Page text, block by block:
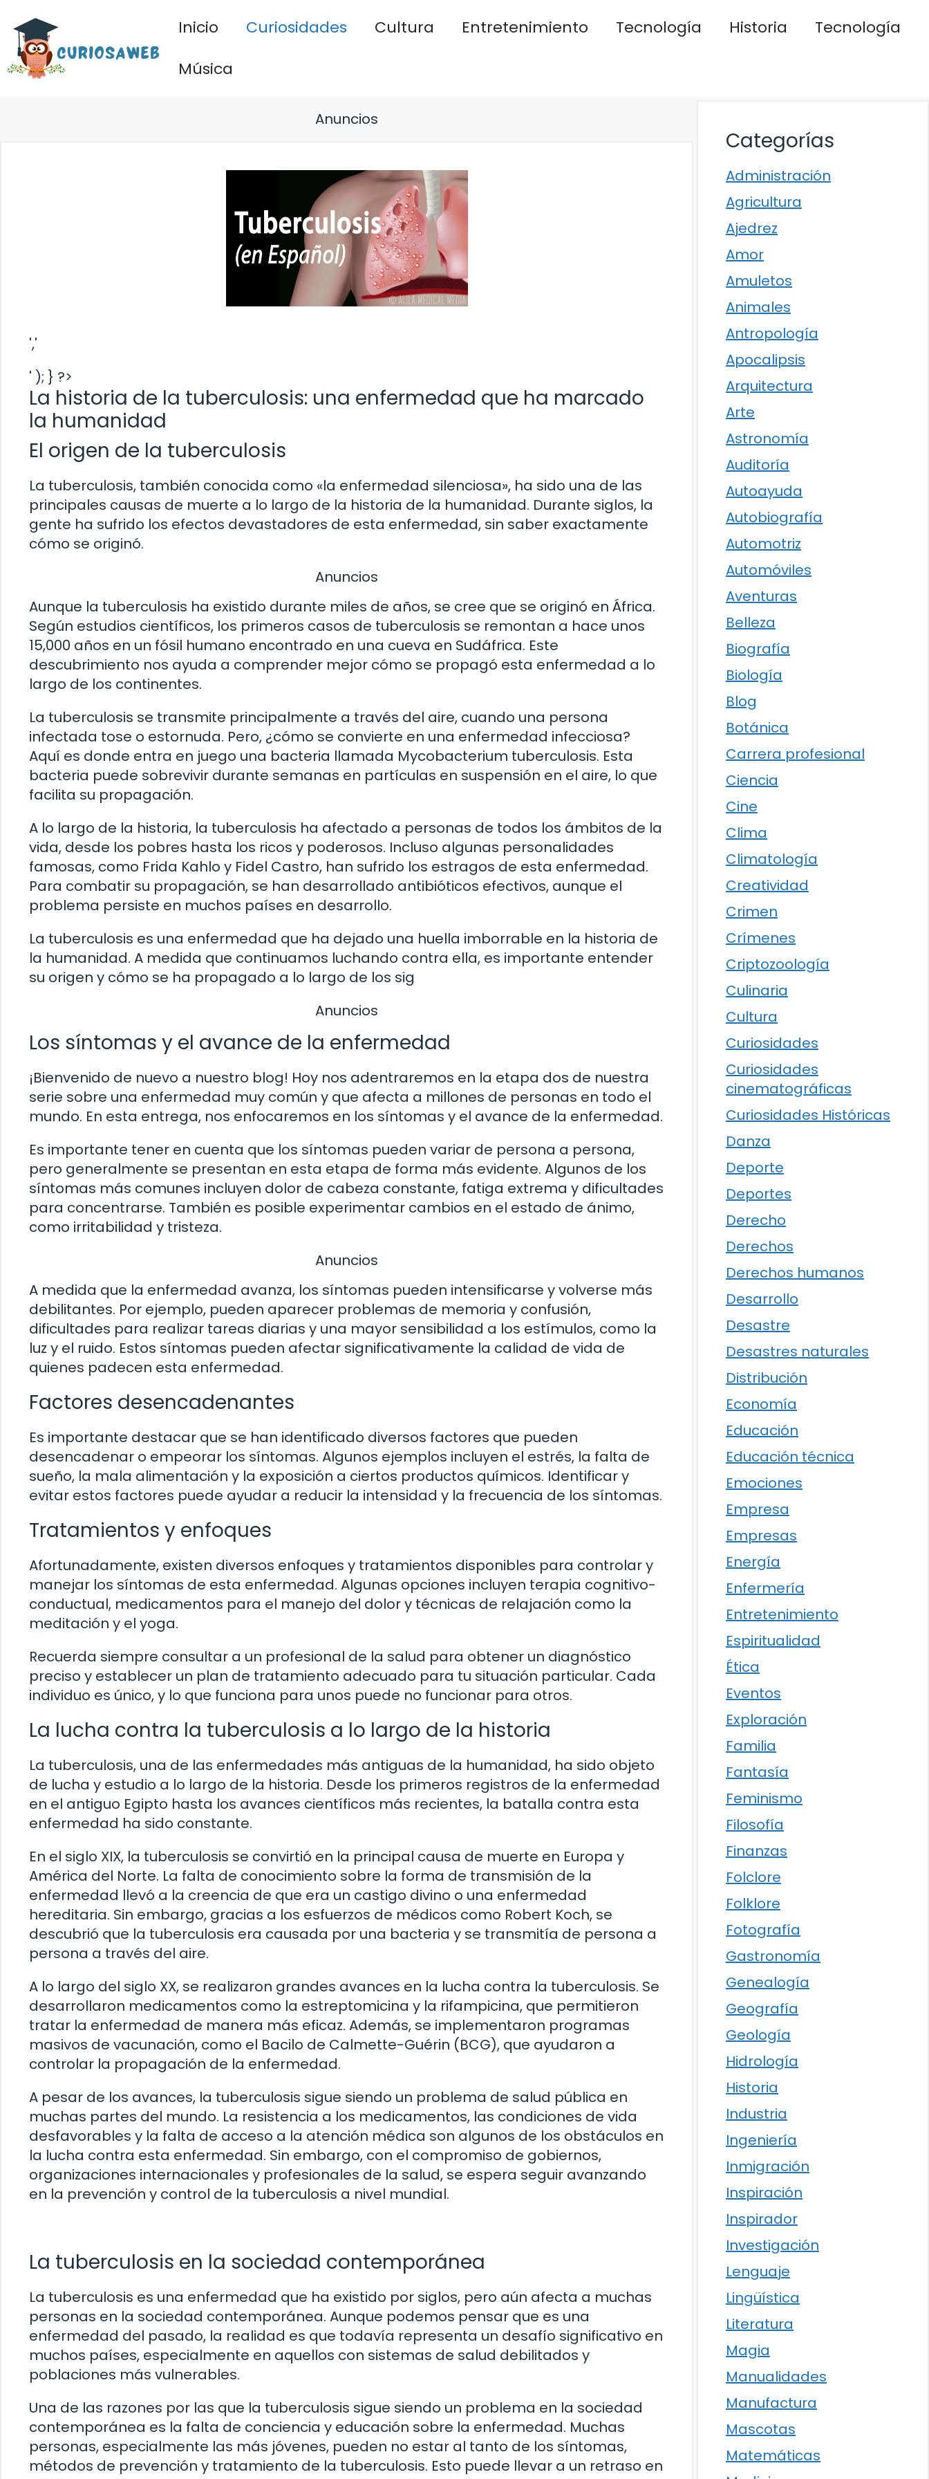
contenido
Inicio Curiosidades Cultura Entretenimiento Tecnología Historia
Tecnología
Música
Anuncios
','
' ); } ?>
La historia de la tuberculosis: una enfermedad que ha marcado
la humanidad
El origen de la tuberculosis
La tuberculosis, también conocida como «la enfermedad silenciosa», ha sido una de las
principales causas de muerte a lo largo de la historia de la humanidad. Durante siglos, la
gente ha sufrido los efectos devastadores de esta enfermedad, sin saber exactamente
cómo se originó.
Anuncios
Aunque la tuberculosis ha existido durante miles de años, se cree que se originó en África.
Según estudios científicos, los primeros casos de tuberculosis se remontan a hace unos
15,000 años en un fósil humano encontrado en una cueva en Sudáfrica. Este
descubrimiento nos ayuda a comprender mejor cómo se propagó esta enfermedad a lo
largo de los continentes.
La tuberculosis se transmite principalmente a través del aire, cuando una persona
infectada tose o estornuda. Pero, ¿cómo se convierte en una enfermedad infecciosa?
Aquí es donde entra en juego una bacteria llamada Mycobacterium tuberculosis. Esta
bacteria puede sobrevivir durante semanas en partículas en suspensión en el aire, lo que
facilita su propagación.
A lo largo de la historia, la tuberculosis ha afectado a personas de todos los ámbitos de la
vida, desde los pobres hasta los ricos y poderosos. Incluso algunas personalidades
famosas, como Frida Kahlo y Fidel Castro, han sufrido los estragos de esta enfermedad.
Para combatir su propagación, se han desarrollado antibióticos efectivos, aunque el
problema persiste en muchos países en desarrollo.
La tuberculosis es una enfermedad que ha dejado una huella imborrable en la historia de
la humanidad. A medida que continuamos luchando contra ella, es importante entender
su origen y cómo se ha propagado a lo largo de los sig
Anuncios
Los síntomas y el avance de la enfermedad
¡Bienvenido de nuevo a nuestro blog! Hoy nos adentraremos en la etapa dos de nuestra
serie sobre una enfermedad muy común y que afecta a millones de personas en todo el
mundo. En esta entrega, nos enfocaremos en los síntomas y el avance de la enfermedad.
Es importante tener en cuenta que los síntomas pueden variar de persona a persona,
pero generalmente se presentan en esta etapa de forma más evidente. Algunos de los
síntomas más comunes incluyen dolor de cabeza constante, fatiga extrema y dificultades
para concentrarse. También es posible experimentar cambios en el estado de ánimo,
como irritabilidad y tristeza.
Anuncios
A medida que la enfermedad avanza, los síntomas pueden intensificarse y volverse más
debilitantes. Por ejemplo, pueden aparecer problemas de memoria y confusión,
dificultades para realizar tareas diarias y una mayor sensibilidad a los estímulos, como la
luz y el ruido. Estos síntomas pueden afectar significativamente la calidad de vida de
quienes padecen esta enfermedad.
Factores desencadenantes
Es importante destacar que se han identificado diversos factores que pueden
desencadenar o empeorar los síntomas. Algunos ejemplos incluyen el estrés, la falta de
sueño, la mala alimentación y la exposición a ciertos productos químicos. Identificar y
evitar estos factores puede ayudar a reducir la intensidad y la frecuencia de los síntomas.
Tratamientos y enfoques
Afortunadamente, existen diversos enfoques y tratamientos disponibles para controlar y
manejar los síntomas de esta enfermedad. Algunas opciones incluyen terapia cognitivo-
conductual, medicamentos para el manejo del dolor y técnicas de relajación como la
meditación y el yoga.
Recuerda siempre consultar a un profesional de la salud para obtener un diagnóstico
preciso y establecer un plan de tratamiento adecuado para tu situación particular. Cada
individuo es único, y lo que funciona para unos puede no funcionar para otros.
La lucha contra la tuberculosis a lo largo de la historia
La tuberculosis, una de las enfermedades más antiguas de la humanidad, ha sido objeto
de lucha y estudio a lo largo de la historia. Desde los primeros registros de la enfermedad
en el antiguo Egipto hasta los avances científicos más recientes, la batalla contra esta
enfermedad ha sido constante.
En el siglo XIX, la tuberculosis se convirtió en la principal causa de muerte en Europa y
América del Norte. La falta de conocimiento sobre la forma de transmisión de la
enfermedad llevó a la creencia de que era un castigo divino o una enfermedad
hereditaria. Sin embargo, gracias a los esfuerzos de médicos como Robert Koch, se
descubrió que la tuberculosis era causada por una bacteria y se transmitía de persona a
persona a través del aire.
A lo largo del siglo XX, se realizaron grandes avances en la lucha contra la tuberculosis. Se
desarrollaron medicamentos como la estreptomicina y la rifampicina, que permitieron
tratar la enfermedad de manera más eficaz. Además, se implementaron programas
masivos de vacunación, como el Bacilo de Calmette-Guérin (BCG), que ayudaron a
controlar la propagación de la enfermedad.
A pesar de los avances, la tuberculosis sigue siendo un problema de salud pública en
muchas partes del mundo. La resistencia a los medicamentos, las condiciones de vida
desfavorables y la falta de acceso a la atención médica son algunos de los obstáculos en
la lucha contra esta enfermedad. Sin embargo, con el compromiso de gobiernos,
organizaciones internacionales y profesionales de la salud, se espera seguir avanzando
en la prevención y control de la tuberculosis a nivel mundial.
La tuberculosis en la sociedad contemporánea
La tuberculosis es una enfermedad que ha existido por siglos, pero aún afecta a muchas
personas en la sociedad contemporánea. Aunque podemos pensar que es una
enfermedad del pasado, la realidad es que todavía representa un desafío significativo en
muchos países, especialmente en aquellos con sistemas de salud debilitados y
poblaciones más vulnerables.
Una de las razones por las que la tuberculosis sigue siendo un problema en la sociedad
contemporánea es la falta de conciencia y educación sobre la enfermedad. Muchas
personas, especialmente las más jóvenes, pueden no estar al tanto de los síntomas,
métodos de prevención y tratamiento de la tuberculosis. Esto puede llevar a un retraso en
Categorías
Administración
Agricultura
Ajedrez
Amor
Amuletos
Animales
Antropología
Apocalipsis
Arquitectura
Arte
Astronomía
Auditoría
Autoayuda
Autobiografía
Automotriz
Automóviles
Aventuras
Belleza
Biografía
Biología
Blog
Botánica
Carrera profesional
Ciencia
Cine
Clima
Climatología
Creatividad
Crimen
Crímenes
Criptozoología
Culinaria
Cultura
Curiosidades
Curiosidades
cinematográficas
Curiosidades Históricas
Danza
Deporte
Deportes
Derecho
Derechos
Derechos humanos
Desarrollo
Desastre
Desastres naturales
Distribución
Economía
Educación
Educación técnica
Emociones
Empresa
Empresas
Energía
Enfermería
Entretenimiento
Espiritualidad
Ética
Eventos
Exploración
Familia
Fantasía
Feminismo
Filosofía
Finanzas
Folclore
Folklore
Fotografía
Gastronomía
Genealogía
Geografía
Geología
Hidrología
Historia
Industria
Ingeniería
Inmigración
Inspiración
Inspirador
Investigación
Lenguaje
Lingüística
Literatura
Magia
Manualidades
Manufactura
Mascotas
Matemáticas